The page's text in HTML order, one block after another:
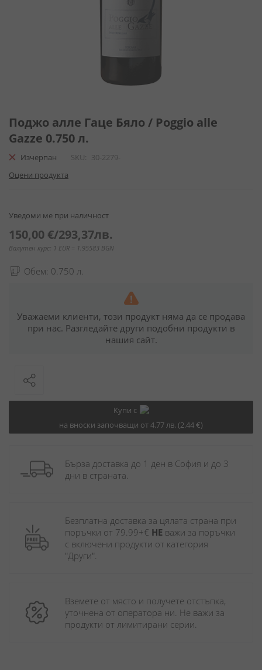
към
началото
на
галерия
снимки
Поджо алле Гаце Бяло / Poggio alle
Gazze 0.750 л.
Изчерпан SKU
30-2279-
Оцени продукта
Уведоми ме при наличност
150,00 €/293,37лв.
Валутен курс: 1 EUR = 1.95583 BGN
Обем: 0.750 л.
Уважаеми клиенти, този продукт няма да се продава
при нас. Разгледайте други подобни продукти в
нашия сайт.
Купи с
на вноски започващи от 4.77 лв. (2.44 €)
Бърза доставка до 1 ден в София и до 3
дни в страната.
Безплатна доставка за цялата страна при
поръчки от 79.99+€ НЕ важи за поръчки
с включени продукти от категория
"Други".
Вземете от място и получете отстъпка,
уточнена от оператора ни. Не важи за
продукти от лимитирани серии.